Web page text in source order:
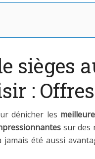
sièges
:
dénicher les
sur des
jamais été aussi